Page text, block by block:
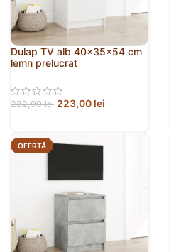
Dulap TV alb 40x35x54 cm
lemn prelucrat
282,99lei 223,00 lei
OFERTĂ